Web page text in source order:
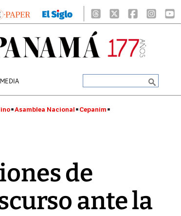
Asamblea Nacional Cepanim
de
ante la